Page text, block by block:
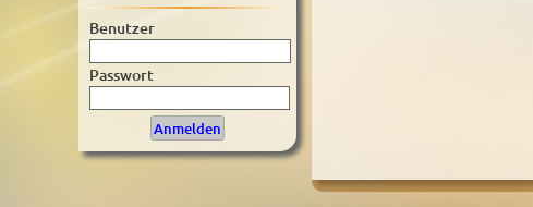
Benutzer
Passwort